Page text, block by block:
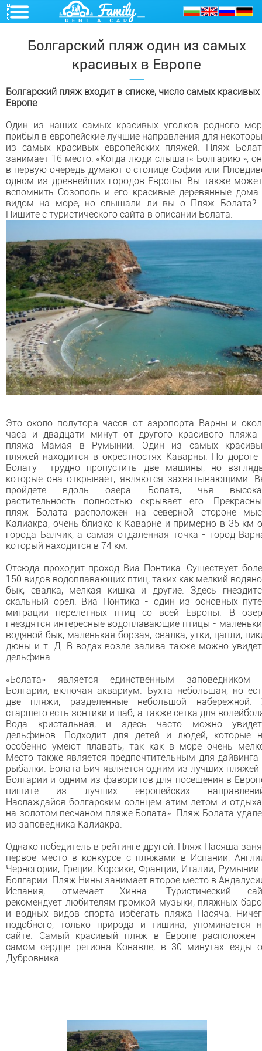
Болгарский пляж один из самых
красивых в Европе
Болгарский пляж входит в списке, число самых красивых
Европе
Один из наших самых красивых уголков родного
прибыл в европейские лучшие направления для
из самых красивых европейских пляжей. Пляж
занимает 16 место. «Когда люди слышат« Болгарию »,
в первую очередь думают о столице Софии или
одном из древнейших городов Европы. Вы также
вспомнить Созополь и его красивые деревянные дома
видом на море, но слышали ли вы о Пляж Болата?
Пишите с туристического сайта в описании Болата.
Это около полутора часов от аэропорта Варны и
часа и двадцати минут от другого красивого
пляжа Мамая в Румынии. Один из самых
пляжей находится в окрестностях Каварны. По дороге
Болату трудно пропустить две машины, но
которые она открывает, являются захватывающими.
пройдете вдоль озера Болата, чья
растительность полностью скрывает его.
пляж Болата расположен на северной стороне
Калиакра, очень близко к Каварне и примерно в 35 км
города Балчик, а самая отдаленная точка - город
который находится в 74 км.
Отсюда проходит проход Виа Понтика. Существует
150 видов водоплавающих птиц, таких как мелкий
бык, свалка, мелкая кишка и другие. Здесь
скальный орел. Виа Понтика - один из основных
миграции перелетных птиц со всей Европы. В
гнездятся интересные водоплавающие птицы -
водяной бык, маленькая борзая, свалка, утки, цапли,
дюны и т. Д .В водах возле залива также можно
дельфина.
«Болата» является единственным заповедником
Болгарии, включая аквариум. Бухта небольшая, но
две пляжи, разделенные небольшой набережной.
старшего есть зонтики и паб, а также сетка для
Вода кристальная, и здесь часто можно
дельфинов. Подходит для детей и людей, которые
особенно умеют плавать, так как в море очень
Место также является предпочтительным для дайвинга
рыбалки. Болата Бич является одним из лучших пляжей
Болгарии и одним из фаворитов для посещения в
пишите из лучших европейских
Наслаждайся болгарским солнцем этим летом и
на золотом песчаном пляже Болата». Пляж Болата
из заповедника Калиакра.
Однако победитель в рейтинге другой. Пляж Пасяша
первое место в конкурсе с пляжами в Испании,
Черногории, Греции, Корсике, Франции, Италии, Румынии
Болгарии. Пляж Нины занимает второе место в
Испания, отмечает Хинна. Туристический
рекомендует любителям громкой музыки, пляжных
и водных видов спорта избегать пляжа Пасяча.
подобного, только природа и тишина, упоминается
сайте. Самый красивый пляж в Европе расположен
самом сердце региона Конавле, в 30 минутах езды
Дубровника.